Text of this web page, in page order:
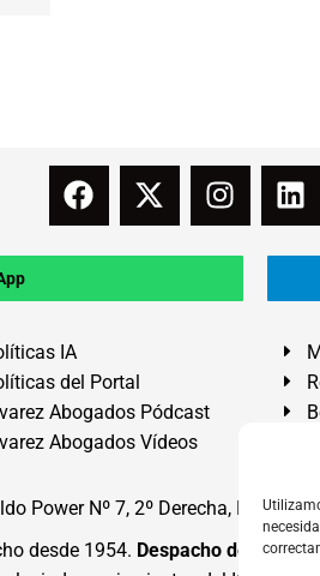
IA
del Portal
Abogados Pódcast
Abogados Vídeos
Power Nº 7, 2º Derecha, El
desde 1954. Despacho de